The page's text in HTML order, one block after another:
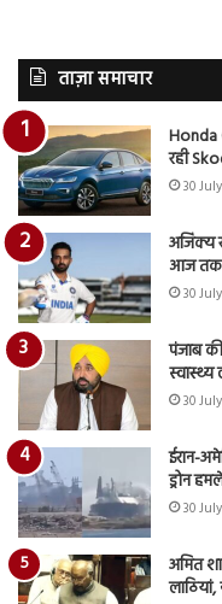
ताज़ा समाचार
Honda
रही
30
अजिंक्य
आज तक
30
पंजाब
स्वास्थ्य
30
ईरान-
ड्रोन
30
अमित